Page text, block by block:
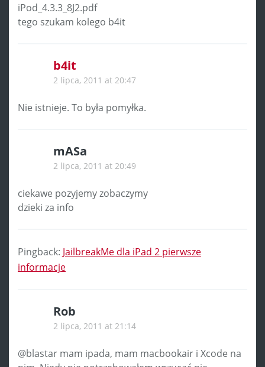
iPod_4.3.3_8J2.pdf
tego szukam kolego b4it
b4it
2 lipca, 2011 at 20:47
Nie istnieje. To była pomyłka.
mASa
2 lipca, 2011 at 20:49
ciekawe pozyjemy zobaczymy
dzieki za info
Pingback: JailbreakMe dla iPad 2 pierwsze
informacje
Rob
2 lipca, 2011 at 21:14
@blastar mam ipada, mam macbookair i Xcode na